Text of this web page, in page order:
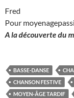
Fred
Pour
A la découverte du
BASSE-DANSE
CHANSON FESTIVE
MOYEN-ÂGE TARDIF